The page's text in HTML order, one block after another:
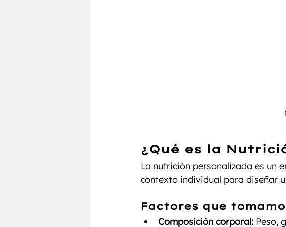
¿Qué es la
La nutrición personalizada es un
contexto individual para diseñar
Factores que
Composición corporal: Peso,